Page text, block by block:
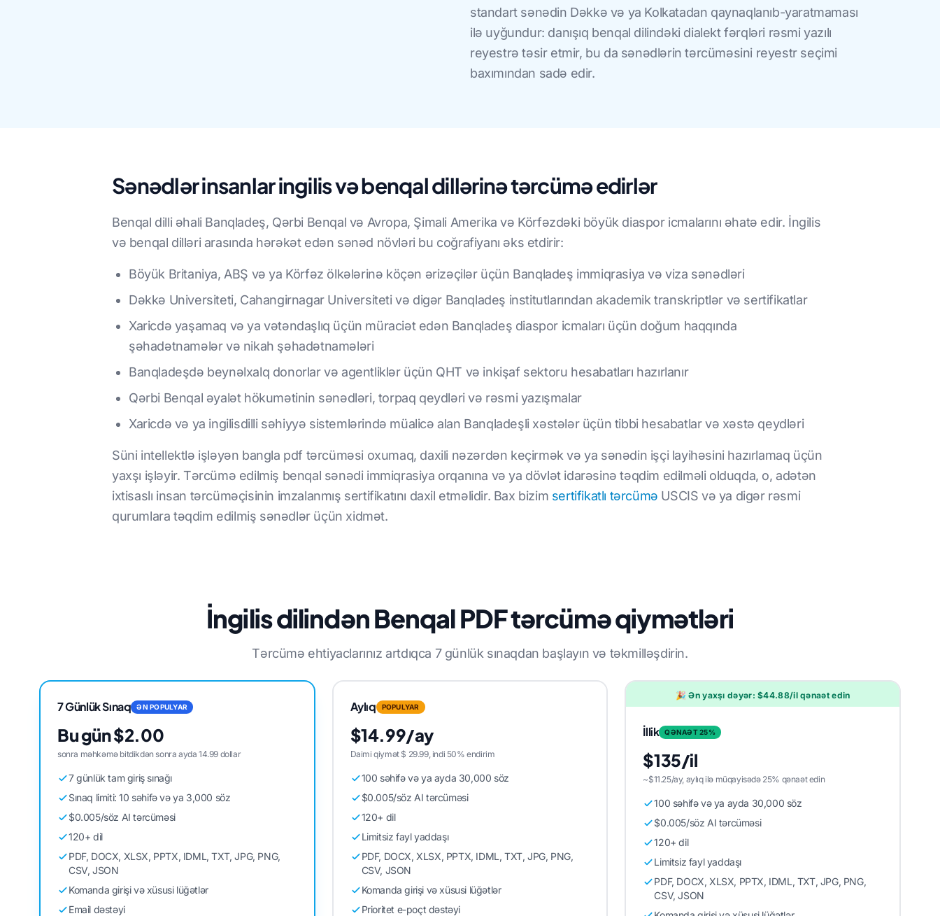
standart sənədin Dəkkə və ya Kolkatadan qaynaqlanıb-yaratmaması
ilə uyğundur: danışıq benqal dilindəki dialekt fərqləri rəsmi yazılı
reyestrə təsir etmir, bu da sənədlərin tərcüməsini reyestr seçimi
baxımından sadə edir.
Sənədlər insanlar ingilis və benqal dillərinə tərcümə edirlər
Benqal dilli əhali Banqladeş, Qərbi Benqal və Avropa, Şimali Amerika və Körfəzdəki böyük diaspor icmalarını əhatə edir. İngilis
və benqal dilləri arasında hərəkət edən sənəd növləri bu coğrafiyanı əks etdirir:
Böyük Britaniya, ABŞ və ya Körfəz ölkələrinə köçən ərizəçilər üçün Banqladeş immiqrasiya və viza sənədləri
Dəkkə Universiteti, Cahangirnagar Universiteti və digər Banqladeş institutlarından akademik transkriptlər və sertifikatlar
Xaricdə yaşamaq və ya vətəndaşlıq üçün müraciət edən Banqladeş diaspor icmaları üçün doğum haqqında
şəhadətnamələr və nikah şəhadətnamələri
Banqladeşdə beynəlxalq donorlar və agentliklər üçün QHT və inkişaf sektoru hesabatları hazırlanır
Qərbi Benqal əyalət hökumətinin sənədləri, torpaq qeydləri və rəsmi yazışmalar
Xaricdə və ya ingilisdilli səhiyyə sistemlərində müalicə alan Banqladeşli xəstələr üçün tibbi hesabatlar və xəstə qeydləri
Süni intellektlə işləyən bangla pdf tərcüməsi oxumaq, daxili nəzərdən keçirmək və ya sənədin işçi layihəsini hazırlamaq üçün
yaxşı işləyir. Tərcümə edilmiş benqal sənədi immiqrasiya orqanına və ya dövlət idarəsinə təqdim edilməli olduqda, o, adətən
ixtisaslı insan tərcüməçisinin imzalanmış sertifikatını daxil etməlidir. Bax bizim sertifikatlı tərcümə USCIS və ya digər rəsmi
qurumlara təqdim edilmiş sənədlər üçün xidmət.
İngilis dilindən Benqal PDF tərcümə qiymətləri
Tərcümə ehtiyaclarınız artdıqca 7 günlük sınaqdan başlayın və təkmilləşdirin.
7 Günlük Sınaq ƏN POPULYAR
Bu gün $2.00
sonra məhkəmə bitdikdən sonra ayda 14.99 dollar
7 günlük tam giriş sınağı
Sınaq limiti: 10 səhifə və ya 3,000 söz
$0.005/söz AI tərcüməsi
120+ dil
PDF, DOCX, XLSX, PPTX, IDML, TXT, JPG, PNG,
CSV, JSON
Komanda girişi və xüsusi lüğətlər
Email dəstəyi
Aylıq POPULYAR
$14.99/ay
Daimi qiymət $ 29.99, indi 50% endirim
100 səhifə və ya ayda 30,000 söz
$0.005/söz AI tərcüməsi
120+ dil
Limitsiz fayl yaddaşı
PDF, DOCX, XLSX, PPTX, IDML, TXT, JPG, PNG,
CSV, JSON
Komanda girişi və xüsusi lüğətlər
Prioritet e-poçt dəstəyi
🎉 Ən yaxşı dəyər: $44.88/il qənaət edin
İllik QƏNAƏT 25%
$135/il
~$11.25/ay, aylıq ilə müqayisədə 25% qənaət edin
100 səhifə və ya ayda 30,000 söz
$0.005/söz AI tərcüməsi
120+ dil
Limitsiz fayl yaddaşı
PDF, DOCX, XLSX, PPTX, IDML, TXT, JPG, PNG,
CSV, JSON